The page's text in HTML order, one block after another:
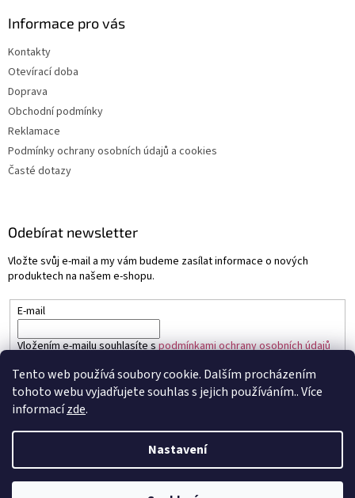
Tento web používá soubory cookie. Dalším procházením
tohoto webu vyjadřujete souhlas s jejich používáním.. Více
informacízde.
Nastavení
Informace pro vás
Kontakty
Otevírací doba
Doprava
Obchodní podmínky
Reklamace
Podmínky ochrany osobních údajů a cookies
Časté dotazy
Odebírat newsletter
Vložte svůj e-mail a my vám budeme zasílat informace o nových
produktech na našem e-shopu.
E-mail
Vložením e-mailu souhlasíte spodmínkami ochrany osobních údajů
PŘIHLÁSIT SE
Vytvořil Shoptet